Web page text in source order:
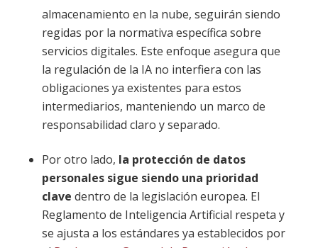
almacenamiento en la nube, seguirán siendo
regidas por la normativa específica sobre
servicios digitales. Este enfoque asegura que
la regulación de la IA no interfiera con las
obligaciones ya existentes para estos
intermediarios, manteniendo un marco de
responsabilidad claro y separado.
Por otro lado, la protección de datos
personales sigue siendo una prioridad
clave dentro de la legislación europea. El
Reglamento de Inteligencia Artificial respeta y
se ajusta a los estándares ya establecidos por